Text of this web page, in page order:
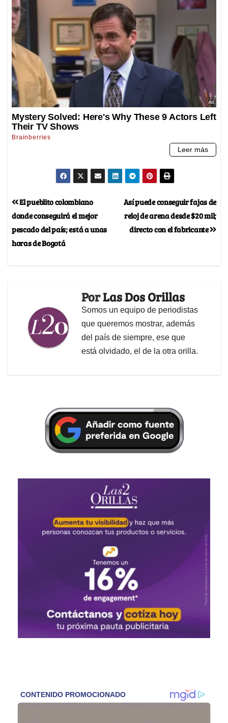
Así puede conseguir fajas de
reloj de arena desde $20 mil;
directo con el fabricante
El pueblito colombiano
donde conseguirá el mejor
pescado del país; está a unas
horas de Bogotá
PorLas Dos Orillas
Somos un equipo de periodistas
que queremos mostrar, además
del país de siempre, ese que
está olvidado, el de la otra orilla.